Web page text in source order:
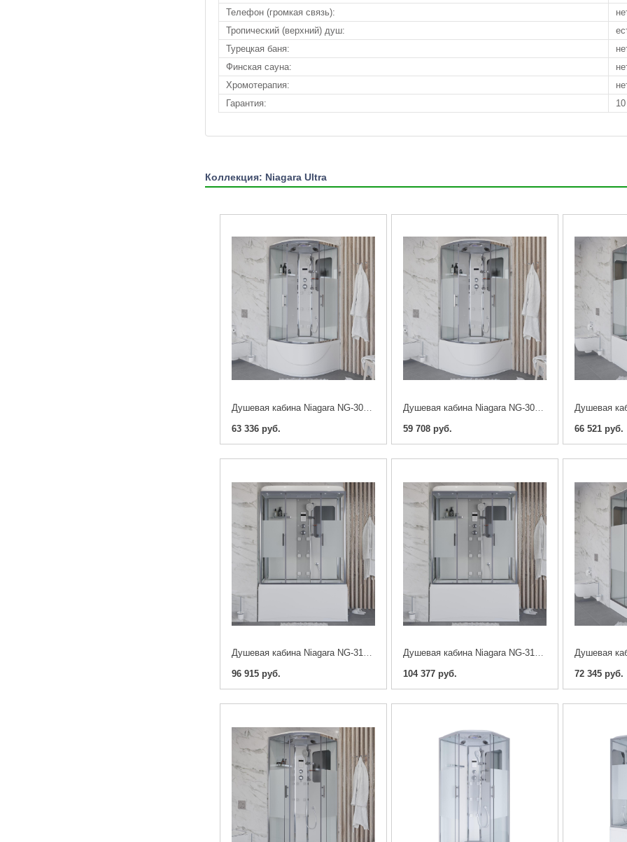
Телефон (громкая связь):
Тропический (верхний) душ:
Турецкая баня:
Финская сауна:
Хромотерапия:
Гарантия:
Коллекция: Niagara Ultra
Душевая кабина Niagara NG-309-01 100 x 100 cm.
63 336 руб.
Душевая кабина Niagara NG-308-01 90 x 90 cm.
59 708 руб.
66 521 руб.
Душевая кабина Niagara NG-3150-01 150 x 70 cm.
96 915 руб.
Душевая кабина Niagara NG-3170-01 170 x 75 cm.
104 377 руб.
72 345 руб.